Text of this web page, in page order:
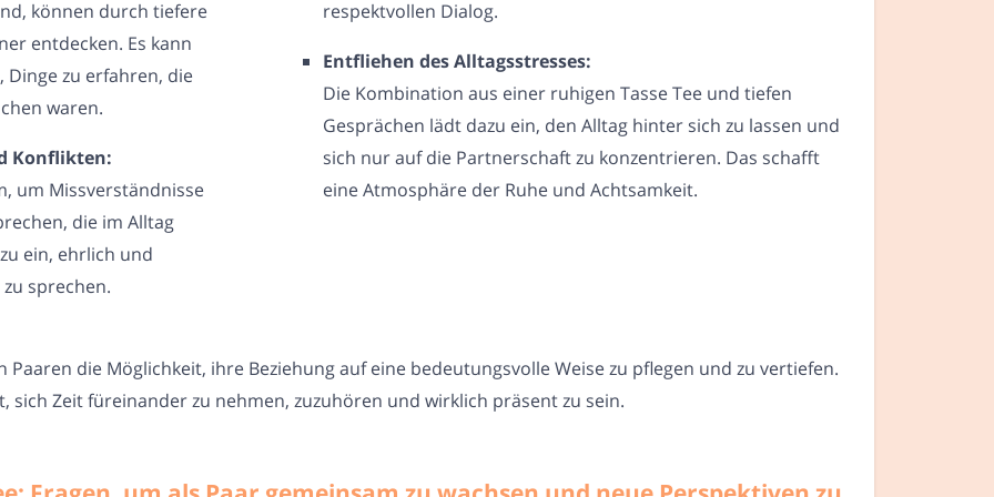
können durch tiefere
entdecken. Es kann
zu erfahren, die
waren.
Konflikten:
um Missverständnisse
die im Alltag
ein, ehrlich und
sprechen.
respektvollen Dialog.
Entfliehen des Alltagsstresses:
Die Kombination aus einer ruhigen Tasse Tee und tiefen
Gesprächen lädt dazu ein, den Alltag hinter sich zu lassen und
sich nur auf die Partnerschaft zu konzentrieren. Das schafft
eine Atmosphäre der Ruhe und Achtsamkeit.
Paaren die Möglichkeit, ihre Beziehung auf eine bedeutungsvolle Weise zu pflegen und zu vertiefen.
sich Zeit füreinander zu nehmen, zuzuhören und wirklich präsent zu sein.